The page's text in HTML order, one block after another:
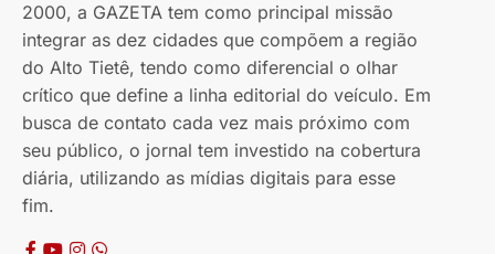
2000, a GAZETA tem como principal missão
integrar as dez cidades que compõem a região
do Alto Tietê, tendo como diferencial o olhar
crítico que define a linha editorial do veículo. Em
busca de contato cada vez mais próximo com
seu público, o jornal tem investido na cobertura
diária, utilizando as mídias digitais para esse
fim.